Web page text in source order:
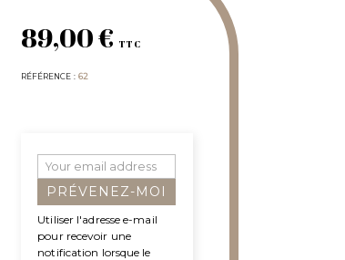
89,00 € TTC
RÉFÉRENCE 62
PRÉVENEZ-MOI
Utiliser l'adresse e-mail
pour recevoir une
notification lorsque le